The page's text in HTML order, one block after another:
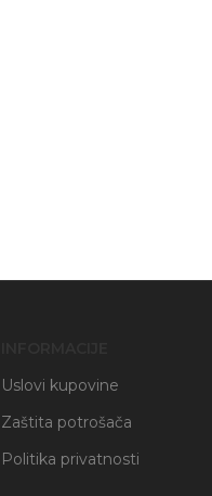
Uslovi kupovine
Zaštita potrošača
Politika privatnosti